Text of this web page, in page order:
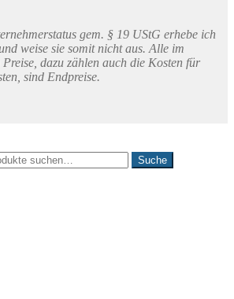
gem. § 19 UStG erhebe ich
weise sie somit nicht aus. Alle im
dazu zählen auch die Kosten für
sind Endpreise.
Suche